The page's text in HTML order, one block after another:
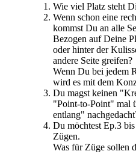
Wie viel Platz steht
Wenn schon eine
kommst Du an alle
Bezogen auf Deine
oder hinter der
andere Seite greifen?
Wenn Du bei jedem
wird es mit dem
Du magst keinen
"Point-to-Point" mal
entlang"
Du möchtest Ep.3
Zügen.
Was für Züge sollen